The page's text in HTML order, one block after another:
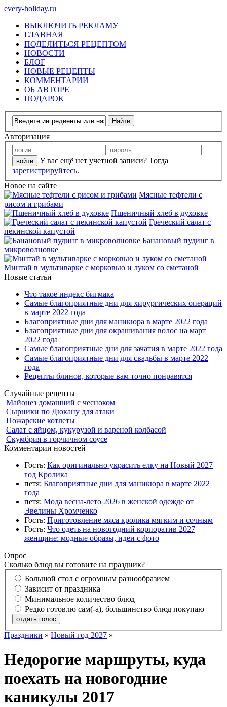
every-holiday.ru
ВЫКЛЮЧИТЬ РЕКЛАМУ
ГЛАВНАЯ
ПОДЕЛИТЬСЯ РЕЦЕПТОМ
НОВОСТИ
БЛОГ
НОВЫЕ РЕЦЕПТЫ
КОММЕНТАРИИ
ОБ АВТОРЕ
ПОДАРОК
Авторизация
У вас ещё нет учетной записи? Тогда
зарегистрируйтесь.
Новое на сайте
Мясные тефтели с
рисом и грибами
Пшеничный хлеб в духовке
Греческий салат с
пекинской капустой
Банановый пудинг в
микроволновке
Минтай в мультиварке с морковью и луком со сметаной
Новые статьи
Что такое индекс бигмака
Самые благоприятные дни для хирургических операций
в марте 2022 года
Благоприятные дни для маникюра в марте 2022 года
Благоприятные дни для окрашивания волос на март
2022 года
Самые благоприятные дни для зачатия в марте 2022 года
Самые благоприятные дни для свадьбы в марте 2022
года
Рецепты блинов, которые вам точно понравятся
Случайные рецепты
Майонез домашний с чесноком
Сырники по Дюкану для атаки
Пожарские котлеты
Салат с яйцом, кукурузой и вареной колбасой
Скумбрия в горчичном соусе
Комментарии новостей
Гость: Как оригинально украсить елку на Новый 2027
год Кролика
петя: Благоприятные дни для маникюра в марте 2022
года
петя: Мода весна-лето 2026 в женской одежде от
Эвелины Хромченко
Гость: Приготовление мяса кролика мягким и сочным
Гость: Что одеть на новогодний корпоратив 2027
женщине: модные образы, идеи с фото
Опрос
Сколько блюд вы готовите на праздник?
Большой стол с огромным разнообразием
Зависит от праздника
Минимальное количество блюд
Редко готовлю сам(-а), большинство блюд покупаю
отдать голос
Праздники » Новый год 2027 »
Недорогие маршруты, куда
поехать на новогодние
каникулы 2017